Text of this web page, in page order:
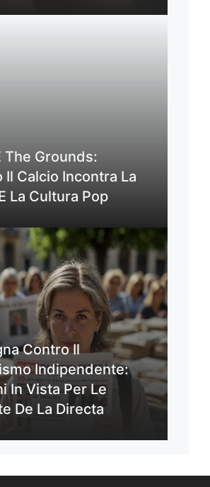
The Grounds:
Il Calcio Incontra La
La Cultura Pop
Contro Il
Indipendente:
In Vista Per Le
De La Directa